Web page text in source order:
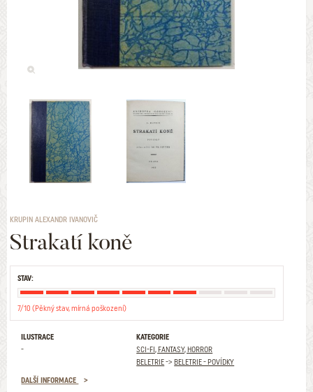
KRUPIN ALEXANDR IVANOVIČ
Strakatí koně
STAV:
7/10 (Pěkný stav, mírná poškození)
ILUSTRACE
-
KATEGORIE
SCI-FI, FANTASY, HORROR
BELETRIE->BELETRIE - POVÍDKY
DALŠÍ INFORMACE